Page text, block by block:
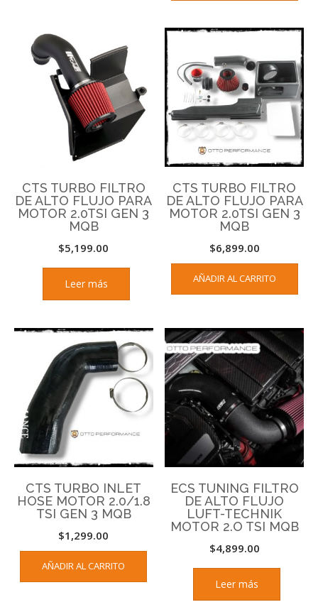
CTS TURBO FILTRO
DE ALTO FLUJO PARA
MOTOR 2.0TSI GEN 3
MQB
$5,199.00
Leer más
CTS TURBO FILTRO
DE ALTO FLUJO PARA
MOTOR 2.0TSI GEN 3
MQB
$6,899.00
AÑADIR AL CARRITO
CTS TURBO INLET
HOSE MOTOR 2.0/1.8
TSI GEN 3 MQB
$1,299.00
AÑADIR AL CARRITO
ECS TUNING FILTRO
DE ALTO FLUJO
LUFT-TECHNIK
MOTOR 2.O TSI MQB
$4,899.00
Leer más